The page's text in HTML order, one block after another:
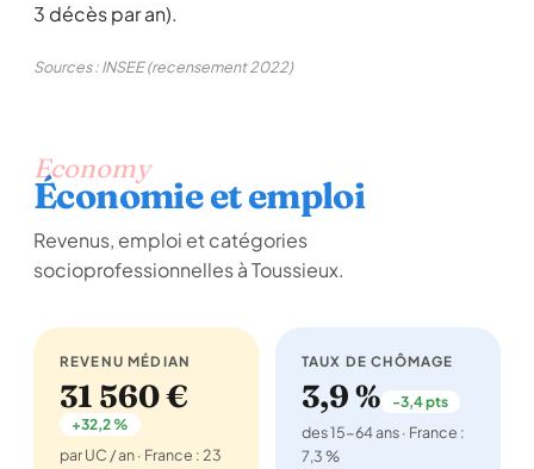
3 décès par an).
Sources : INSEE (recensement 2022)
Economy
Économie et emploi
Revenus, emploi et catégories
socioprofessionnelles à Toussieux.
REVENU MÉDIAN
31 560 €
+32,2 %
par UC / an · France : 23
TAUX DE CHÔMAGE
3,9 % -3,4 pts
des 15-64 ans · France :
7,3 %